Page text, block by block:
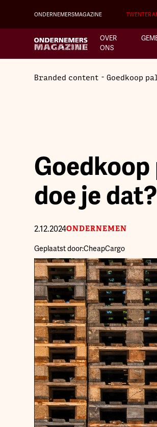
ONDERNEMERSMAGAZINE
OVER
ONS
Branded content - Goedkoop
doe je dat?
2.12.2024ONDERNEMEN
Geplaatst door:CheapCargo